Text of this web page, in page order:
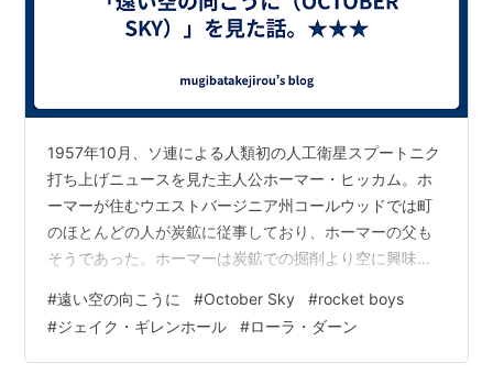
ローラ・ダーン
クリス・オーウェン
ウィリアム・リー・スコット
チャド・リンドバーグ
ナタリー・キャナディ
スコット・マイルズ
エリヤ・バスキン
概要
1957年10月4日、人類初の人工衛星スプートニク1号が
ソ連から打ち上げられた。その軌跡を見ていた田舎の炭
鉱町で暮らす青年ホーマーは、自らの手でロケットを打
1957年10月、ソ連による人類初の人工衛星スプートニク
打ち上げニュースを見た主人公ホーマー・ヒッカム。ホ
ーマーが住むウエストバージニア州コールウッドでは町
のほとんどの人が炭鉱に従事しており、ホーマーの父も
そうであった。ホーマーは炭鉱での掘削より空に興味を
る日、森林火災が起き、ロケットが原因として逮捕され
る。が、ロケットが原因でないことを自身で証明。全米
科学コンテストで金メダルを取り、NASAに就職。 実話
#遠い空の向こうに #October Sky #rocket boys
#ジェイク・ギレンホール #ローラ・ダーン